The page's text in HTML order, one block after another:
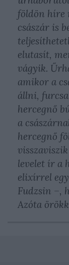
földön híre
császár is
elutasít,
vágyik.
amikor a
állni,
hercegnő
a
hercegnő
levelet ír a
elixírrel
Fudzsin –,
Azóta